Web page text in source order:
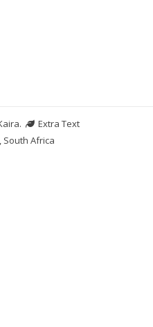
.
Extra Text
South Africa